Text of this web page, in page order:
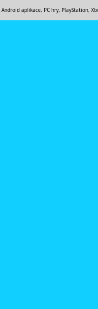
Android aplikace, PC hry, PlayStation,